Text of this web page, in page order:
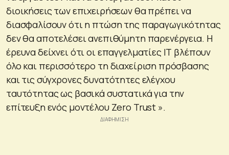
διοικήσεις των επιχειρήσεων θα πρέπει να
διασφαλίσουν ότι η πτώση της παραγωγικότητας
δεν θα αποτελέσει ανεπιθύμητη παρενέργεια. Η
έρευνα δείχνει ότι οι επαγγελματίες ΙΤ βλέπουν
όλο και περισσότερο τη διαχείριση πρόσβασης
και τις σύγχρονες δυνατότητες ελέγχου
ταυτότητας ως βασικά συστατικά για την
επίτευξη ενός μοντέλου Zero Trust ».